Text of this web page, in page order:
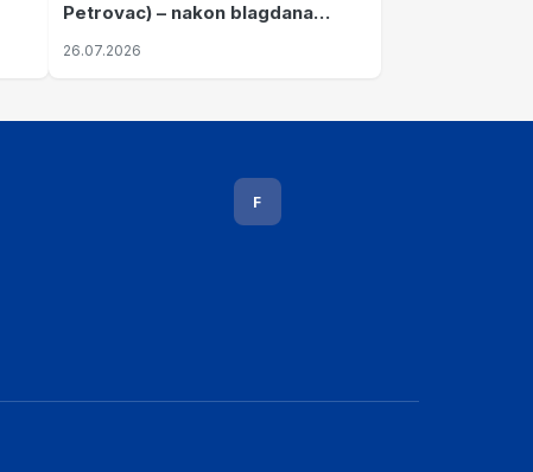
Petrovac) – nakon blagdana
Svete Ane izvršen napad srpskih
26.07.2026
F